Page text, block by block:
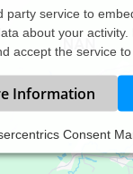
party service to
about your activity.
accept the service to
Information
Consent
Coaching, HRV